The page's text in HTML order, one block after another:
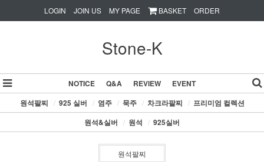
LOGIN JOIN US MY PAGE BASKET ORDER
Stone-K
NOTICE Q&A REVIEW
EVENT
원석팔찌 / 925 실버 / 염주 / 묵주 / 차크라팔찌 / 프리미엄 컬렉션
원석&실버 / 원석 / 925실버
원석팔찌